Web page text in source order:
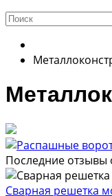
Последние отзывы
Сварная решетка